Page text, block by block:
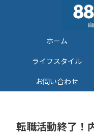
ホーム
ライフスタイル
お問い合わせ
転職活動終了！